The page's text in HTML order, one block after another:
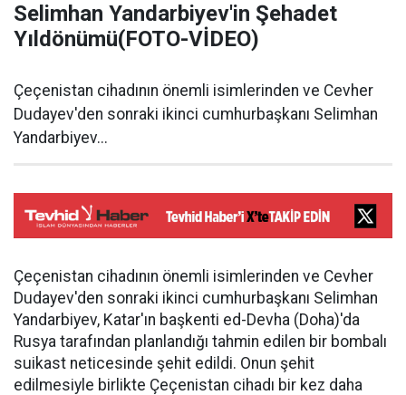
Selimhan Yandarbiyev'in Şehadet
Yıldönümü(FOTO-VİDEO)
Çeçenistan cihadının önemli isimlerinden ve Cevher
Dudayev'den sonraki ikinci cumhurbaşkanı Selimhan
Yandarbiyev...
Çeçenistan cihadının önemli isimlerinden ve Cevher
Dudayev'den sonraki ikinci cumhurbaşkanı Selimhan
Yandarbiyev, Katar'ın başkenti ed-Devha (Doha)'da
Rusya tarafından planlandığı tahmin edilen bir bombalı
suikast neticesinde şehit edildi. Onun şehit
edilmesiyle birlikte Çeçenistan cihadı bir kez daha